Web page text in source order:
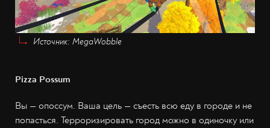
Источник: MegaWobble
Pizza Possum
Вы — опоссум. Ваша цель — съесть всю еду в городе и не
попасться. Терроризировать город можно в одиночку или